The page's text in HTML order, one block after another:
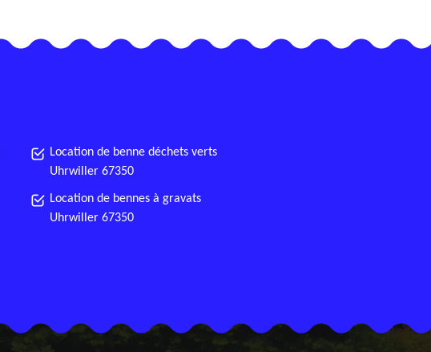
Location de benne déchets verts
Uhrwiller 67350
Location de bennes à gravats
Uhrwiller 67350